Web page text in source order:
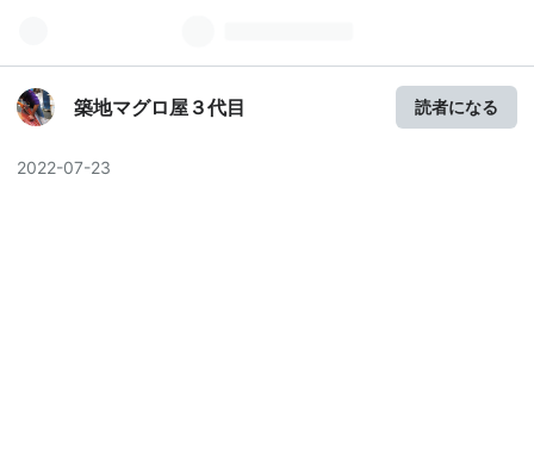
築地マグロ屋３代目 読者になる
2022-07-23